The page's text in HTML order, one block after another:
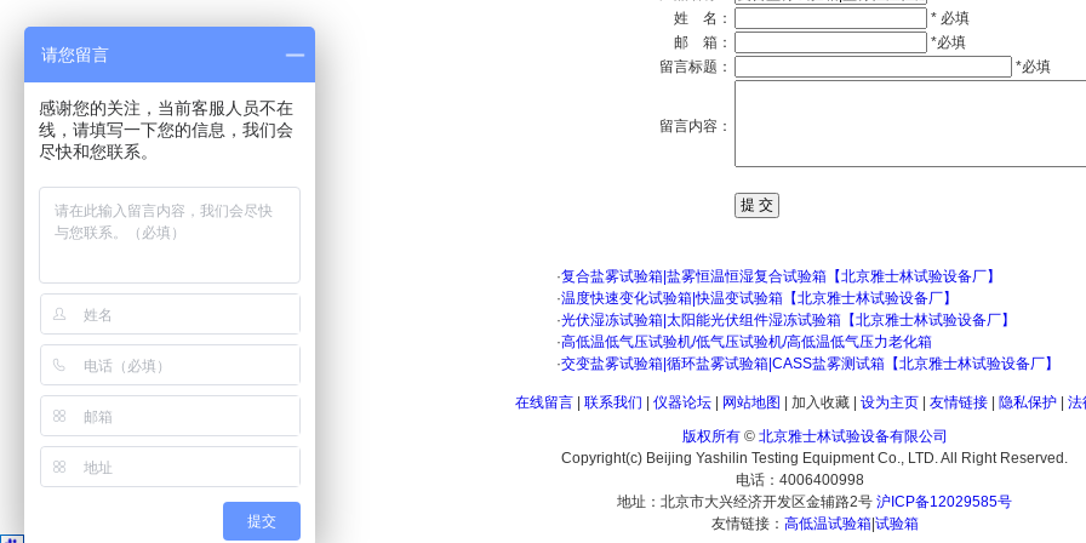
姓 名：
* 必填
邮 箱：
*必填
留言标题：
*必填
留言内容：
·复合盐雾试验箱|盐雾恒温恒湿复合试验箱【北京雅士林试验设备厂】
·温度快速变化试验箱|快温变试验箱【北京雅士林试验设备厂】
·光伏湿冻试验箱|太阳能光伏组件湿冻试验箱【北京雅士林试验设备厂】
·高低温低气压试验机/低气压试验机/高低温低气压力老化箱
·交变盐雾试验箱|循环盐雾试验箱|CASS盐雾测试箱【北京雅士林试验设备厂】
在线留言| 联系我们 仪器论坛| 网站地图 加入收藏| 设为主页| 友情链接| 隐私保护| 法
版权所有© 北京雅士林试验设备有限公司
Copyright(c) Beijing Yashilin Testing Equipment Co., LTD. All Right Reserved.
电话：4006400998
地址：北京市大兴经济开发区金辅路2号 沪ICP备12029585号
友情链接： 高低温试验箱| 试验箱
请您留言
感谢您的关注，当前客服人员不在
线，请填写一下您的信息，我们会
尽快和您联系。
提交